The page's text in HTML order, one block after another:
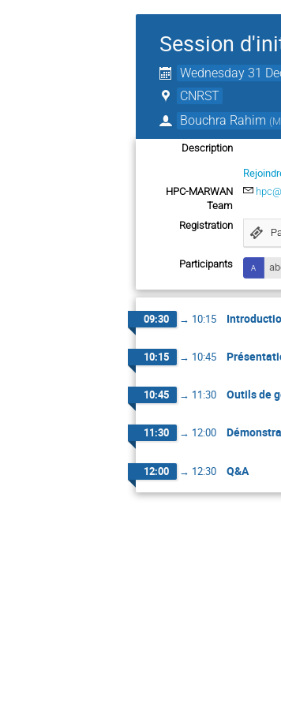
Session
Wednesday 31
CNRST
Bouchra Rahim (
Description
HPC-MARWAN
Team
Registration
Participants
09:30 → 10:15
10:15 → 10:45
10:45 → 11:30 Outils de
11:30 → 12:00
12:00 → 12:30 Q&A